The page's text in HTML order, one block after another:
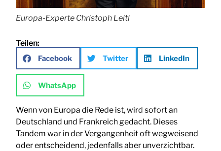
Europa-Experte Christoph Leitl
Teilen:
Facebook Twitter LinkedIn
WhatsApp
Wenn von Europa die Rede ist, wird sofort an
Deutschland und Frankreich gedacht. Dieses
Tandem war in der Vergangenheit oft wegweisend
oder entscheidend, jedenfalls aber unverzichtbar.